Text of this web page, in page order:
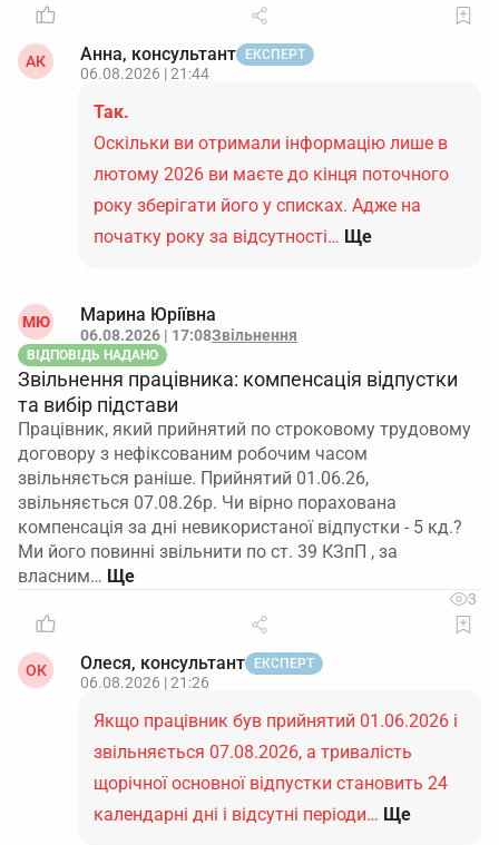
АК Анна, консультант ЕКСПЕРТ
06.08.2026 | 21:44
Так.
Оскільки ви отримали інформацію лише в
лютому 2026 ви маєте до кінця поточного
року зберігати його у списках. Адже на
початку року за відсутності… Ще
МЮ Марина Юріївна
06.08.2026 | 17:08Звільнення
ВІДПОВІДЬ НАДАНО
Звільнення працівника: компенсація відпустки
та вибір підстави
Працівник, який прийнятий по строковому трудовому
договору з нефіксованим робочим часом
звільняється раніше. Прийнятий 01.06.26,
звільняється 07.08.26р. Чи вірно порахована
компенсація за дні невикористаної відпустки - 5 кд.?
Ми його повинні звільнити по ст. 39 КЗпП , за
власним…
3
ОК Олеся, консультант ЕКСПЕРТ
06.08.2026 | 21:26
Якщо працівник був прийнятий 01.06.2026 і
звільняється 07.08.2026, а тривалість
щорічної основної відпустки становить 24
календарні дні і відсутні періоди… Ще